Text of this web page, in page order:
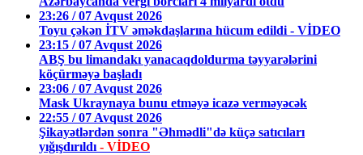
23:26 / 07 Avqust 2026
Toyu çəkən İTV əməkdaşlarına hücum edildi - VİDEO
23:15 / 07 Avqust 2026
ABŞ bu limandakı yanacaqdoldurma təyyarələrini
köçürməyə başladı
23:06 / 07 Avqust 2026
Mask Ukraynaya bunu etməyə icazə verməyəcək
22:55 / 07 Avqust 2026
Şikayətlərdən sonra "Əhmədli"də küçə satıcıları
yığışdırıldı - VİDEO